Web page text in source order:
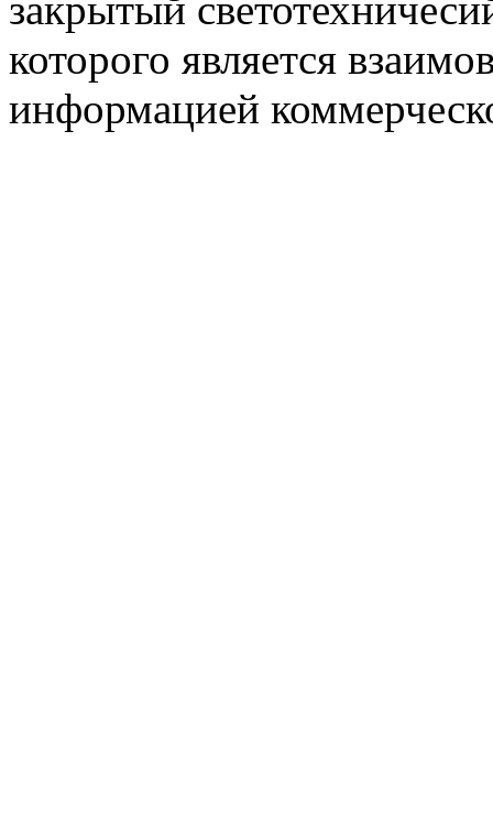
закрытый
которого является
информацией